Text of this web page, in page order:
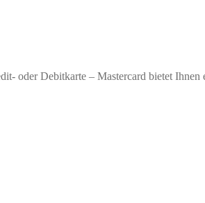
oder Debitkarte – Mastercard bietet